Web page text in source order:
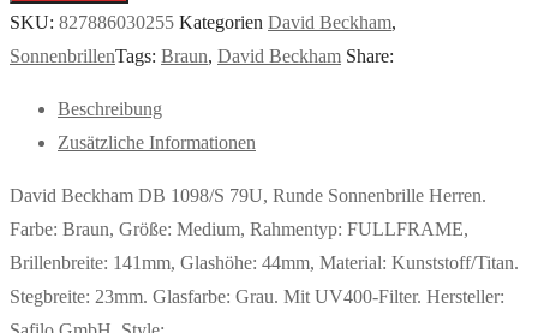
SKU: 827886030255 Kategorien David Beckham,
SonnenbrillenTags: Braun, David Beckham Share:
Beschreibung
Zusätzliche Informationen
David Beckham DB 1098/S 79U, Runde Sonnenbrille Herren.
Farbe: Braun, Größe: Medium, Rahmentyp: FULLFRAME,
Brillenbreite: 141mm, Glashöhe: 44mm, Material: Kunststoff/Titan.
Stegbreite: 23mm. Glasfarbe: Grau. Mit UV400-Filter. Hersteller: